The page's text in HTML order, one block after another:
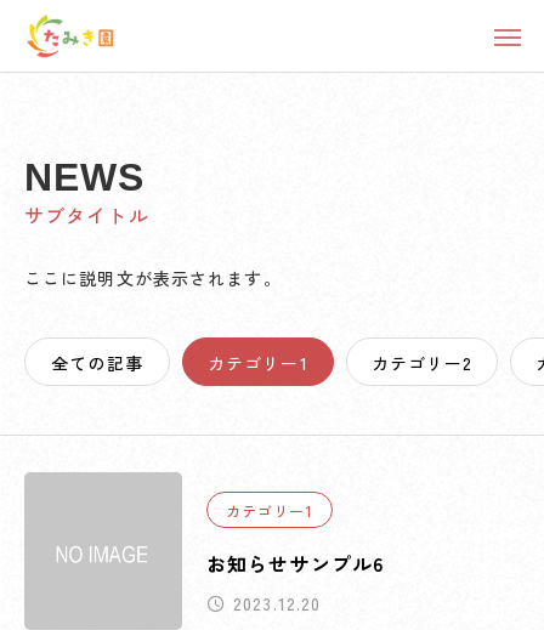
NEWS
サブタイトル
ここに説明文が表示されます。
全ての記事 カテゴリー1 カテゴリー2
カテゴリー1
お知らせサンプル6
2023.12.20